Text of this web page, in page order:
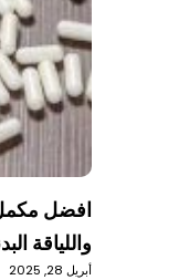
افضل
واللياقة
أبريل 28, 2025